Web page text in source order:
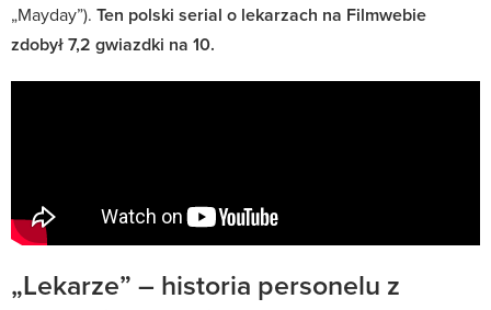
„Mayday”). Ten polski serial o lekarzach na Filmwebie
zdobył 7,2 gwiazdki na 10.
„Lekarze” – historia personelu z